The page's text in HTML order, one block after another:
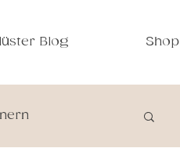
Blog Shop